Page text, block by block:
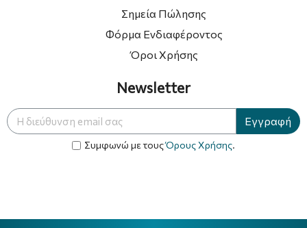
Σημεία Πώλησης
Φόρμα Ενδιαφέροντος
Όροι Χρήσης
Newsletter
Εγγραφή
Συμφωνώ με τουςΌρους Χρήσης.